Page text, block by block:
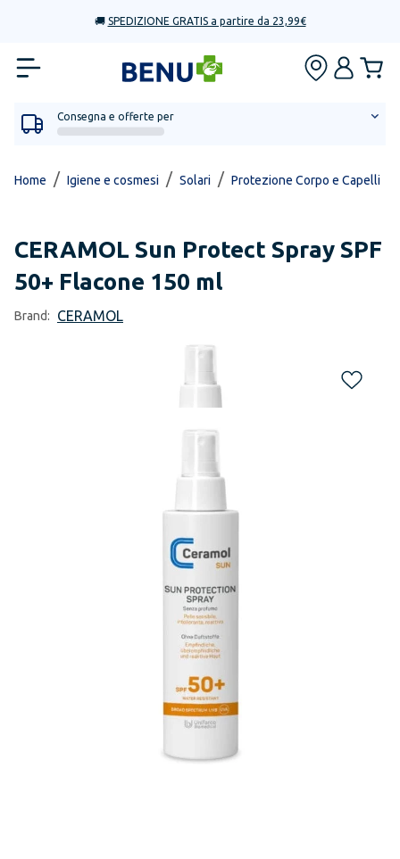
🚚 SPEDIZIONE GRATIS a partire da 23,99€
Consegna e offerte per
Home / Igiene e cosmesi / Solari / Protezione Corpo e Capelli
CERAMOL Sun Protect Spray SPF
50+ Flacone 150 ml
Brand: CERAMOL